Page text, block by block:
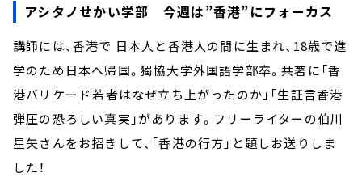
アシタノせかい学部 今週は”香港”にフォーカス
講師には、香港で 日本人と香港人の間に生まれ、18歳で進
学のため日本へ帰国。獨協大学外国語学部卒。共著に「香
港バリケード――若者はなぜ立ち上がったのか」「生証言香港
弾圧の恐ろしい真実」があります。フリーライターの伯川
星矢さんをお招きして、「香港の行方」と題しお送りしま
した！